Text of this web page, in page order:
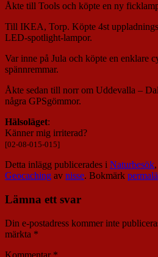
Åkte till Tools och köpte en ny
Till IKEA, Torp. Köpte 4st
LED-spotlight-lampor.
Var inne på Jula och köpte en enklare
spännremmar.
Åkte sedan till norr om Uddevalla –
några GPSgömmor.
Hälsoläget:
Känner mig irriterad?
[02-08-015-015]
Detta inlägg publicerades i Naturbesök,
Geocaching av nisse. Bokmärk
Lämna ett svar
Din e-postadress kommer inte
märkta *
Kommentar *